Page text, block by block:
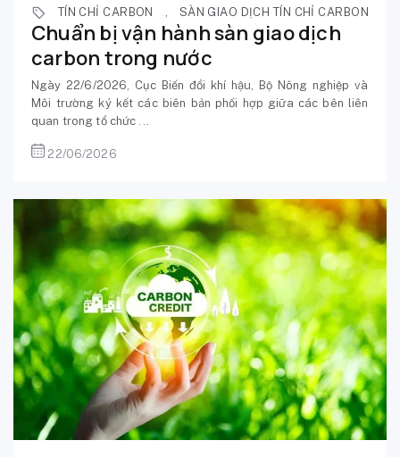
TÍN CHỈ CARBON , SÀN GIAO DỊCH TÍN CHỈ CARBON
Chuẩn bị vận hành sàn giao dịch
carbon trong nước
Ngày 22/6/2026, Cục Biến đổi khí hậu, Bộ Nông nghiệp và
Môi trường ký kết các biên bản phối hợp giữa các bên liên
quan trong tổ chức ...
22/06/2026